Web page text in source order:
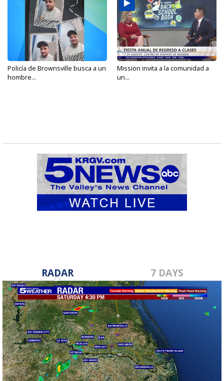
Policía de Brownsville busca a un
hombre...
Mission invita a la comunidad a
un...
RADAR 7 DAYS